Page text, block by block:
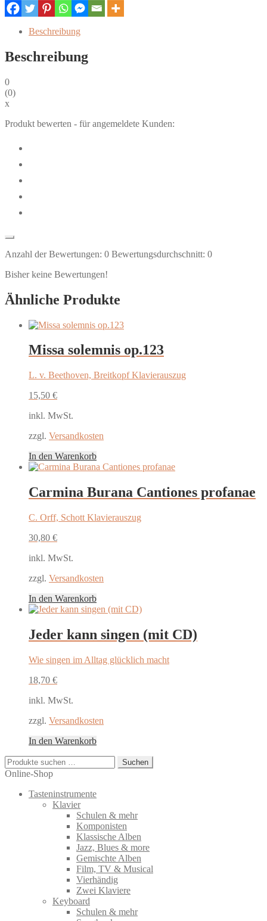
Beschreibung
Beschreibung
0
(0)
x
Produkt bewerten - für angemeldete Kunden:
Anzahl der Bewertungen: 0 Bewertungsdurchschnitt: 0
Bisher keine Bewertungen!
Ähnliche Produkte
Missa solemnis op.123
L. v. Beethoven, Breitkopf Klavierauszug
15,50 €
inkl. MwSt.
zzgl. Versandkosten
In den Warenkorb
Carmina Burana Cantiones profanae
C. Orff, Schott Klavierauszug
30,80 €
inkl. MwSt.
zzgl. Versandkosten
In den Warenkorb
Jeder kann singen (mit CD)
Wie singen im Alltag glücklich macht
18,70 €
inkl. MwSt.
zzgl. Versandkosten
In den Warenkorb
Suchen
nach:
Suchen
Online-Shop
Tasteninstrumente
Klavier
Schulen & mehr
Komponisten
Klassische Alben
Jazz, Blues & more
Gemischte Alben
Film, TV & Musical
Vierhändig
Zwei Klaviere
Keyboard
Schulen & mehr